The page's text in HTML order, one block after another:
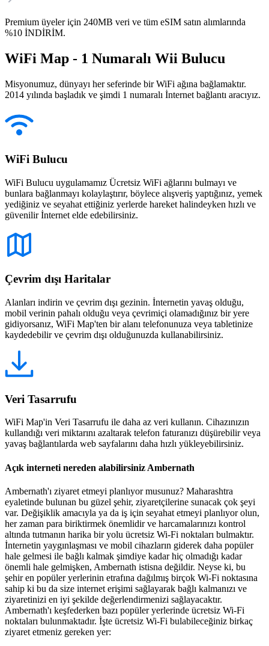
Premium üyeler için 240MB veri ve tüm eSIM satın alımlarında
%10 İNDİRİM.
WiFi Map - 1 Numaralı Wii Bulucu
Misyonumuz, dünyayı her seferinde bir WiFi ağına bağlamaktır.
2014 yılında başladık ve şimdi 1 numaralı İnternet bağlantı aracıyız.
WiFi Bulucu
WiFi Bulucu uygulamamız Ücretsiz WiFi ağlarını bulmayı ve
bunlara bağlanmayı kolaylaştırır, böylece alışveriş yaptığınız, yemek
yediğiniz ve seyahat ettiğiniz yerlerde hareket halindeyken hızlı ve
güvenilir İnternet elde edebilirsiniz.
Çevrim dışı Haritalar
Alanları indirin ve çevrim dışı gezinin. İnternetin yavaş olduğu,
mobil verinin pahalı olduğu veya çevrimiçi olamadığınız bir yere
gidiyorsanız, WiFi Map'ten bir alanı telefonunuza veya tabletinize
kaydedebilir ve çevrim dışı olduğunuzda kullanabilirsiniz.
Veri Tasarrufu
WiFi Map'in Veri Tasarrufu ile daha az veri kullanın. Cihazınızın
kullandığı veri miktarını azaltarak telefon faturanızı düşürebilir veya
yavaş bağlantılarda web sayfalarını daha hızlı yükleyebilirsiniz.
Açık interneti nereden alabilirsiniz Ambernath
Ambernath'ı ziyaret etmeyi planlıyor musunuz? Maharashtra
eyaletinde bulunan bu güzel şehir, ziyaretçilerine sunacak çok şeyi
var. Değişiklik amacıyla ya da iş için seyahat etmeyi planlıyor olun,
her zaman para biriktirmek önemlidir ve harcamalarınızı kontrol
altında tutmanın harika bir yolu ücretsiz Wi-Fi noktaları bulmaktır.
İnternetin yaygınlaşması ve mobil cihazların giderek daha popüler
hale gelmesi ile bağlı kalmak şimdiye kadar hiç olmadığı kadar
önemli hale gelmişken, Ambernath istisna değildir. Neyse ki, bu
şehir en popüler yerlerinin etrafına dağılmış birçok Wi-Fi noktasına
sahip ki bu da size internet erişimi sağlayarak bağlı kalmanızı ve
ziyaretinizi en iyi şekilde değerlendirmenizi sağlayacaktır.
Ambernath'ı keşfederken bazı popüler yerlerinde ücretsiz Wi-Fi
noktaları bulunmaktadır. İşte ücretsiz Wi-Fi bulabileceğiniz birkaç
ziyaret etmeniz gereken yer: